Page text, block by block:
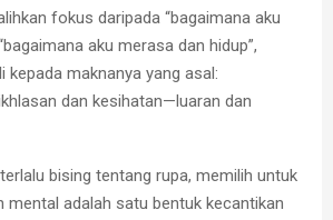
fokus daripada “bagaimana aku
aku merasa dan hidup”,
kepada maknanya yang asal:
dan kesihatan—luaran dan
bising tentang rupa, memilih untuk
mental adalah satu bentuk kecantikan